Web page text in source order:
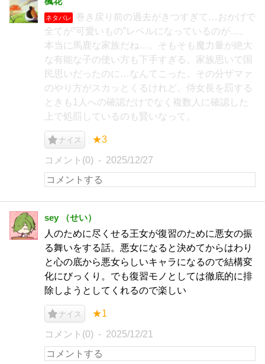
ネタバレ
巻き戻り前の過去がきつすぎて…おかげで
全てが”可愛いもの”レベルになっているのが…。
本当に馬鹿な家族だね…。そもそも魔力量が絶大
な有能な子の使い方も下手すぎる。家族思いで国
民思いだったのに…なんてこった。その分ザマァ
のやり方がスカッとくるけれど。侍女長を罰する
ときも1人への確認だけでなく複数人に確認した
上で処罰しているのも賢いなって。
ナイス ★3
コメント(0) 2025/12/27
sey （せい）
人のために尽くせる王女が復習のために悪女の振
る舞いをする話。悪女になると決めてからはわり
と心の底から悪女らしいキャラになるので結構変
化にびっくり。でも復習モノとしては徹底的に排
除しようとしてくれるので楽しい
ナイス ★1
コメント(0) 2025/12/21